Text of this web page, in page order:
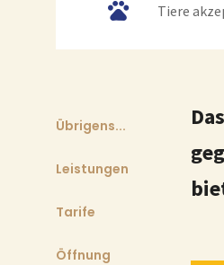
Tiere
Übrigens...
Leistungen
Tarife
Öffnung